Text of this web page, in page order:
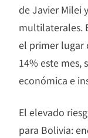
de Javier Milei
multilaterales.
el primer lugar
14% este mes,
económica e
El elevado
para Bolivia: